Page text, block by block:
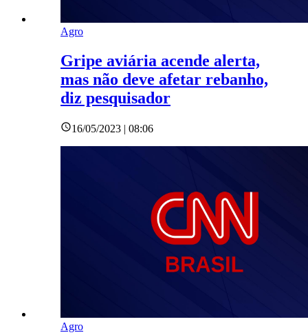
Agro
Gripe aviária acende alerta,
mas não deve afetar rebanho,
diz pesquisador
16/05/2023 | 08:06
Agro